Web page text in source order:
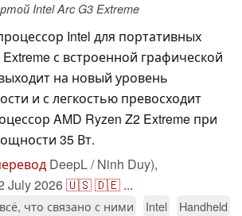
Intel Arc G3 Extreme
Intel для портативных
Extreme с встроенной графической
на новый уровень
и с легкостью превосходит
AMD Ryzen Z2 Extreme при
35 Вт.
DeepL / Ninh Duy),
July 2026🇺🇸🇩🇪 ...
что связано с ними Intel
Handheld